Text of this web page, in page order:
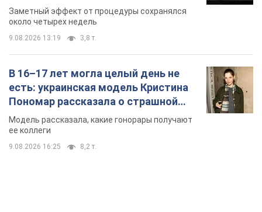
так почти месяц
Заметный эффект от процедуры сохранялся
около четырех недель
9.08.2026 13:19 3,8 т.
В 16–17 лет могла целый день не
есть: украинская модель Кристина
Пономар рассказала о страшной
стороне модельной карьеры
Модель рассказала, какие гонорары получают
ее коллеги
9.08.2026 16:25 8,2 т.